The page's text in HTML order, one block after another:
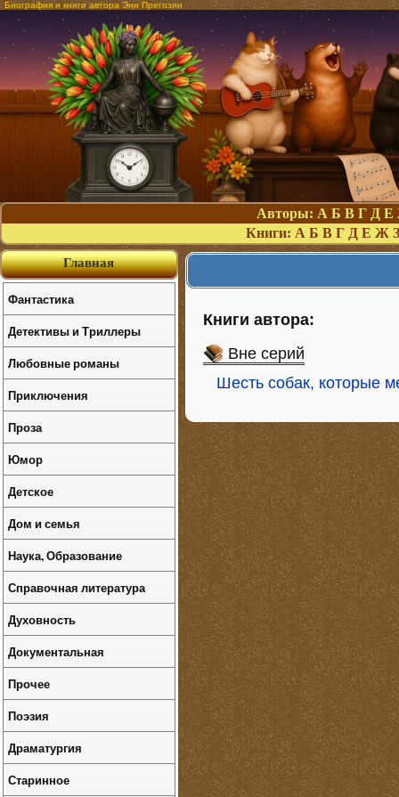
Биография и книги автора Энн Прегозин
Авторы: А Б В Г Д Е
Книги: А Б В Г Д Е Ж З
Книги автора:
Вне серий
Шесть собак, которые
Главная
Фантастика
Детективы и Триллеры
Любовные романы
Приключения
Проза
Юмор
Детское
Дом и семья
Наука, Образование
Справочная литература
Духовность
Документальная
Прочее
Поэзия
Драматургия
Старинное